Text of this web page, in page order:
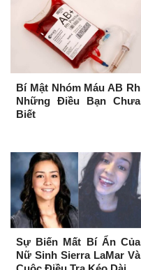
Bí Mật Nhóm Máu AB Rh
Những Điều Bạn Chưa
Biết
Sự Biến Mất Bí Ẩn Của
Nữ Sinh Sierra LaMar Và